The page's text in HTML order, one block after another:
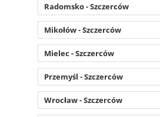
Radomsko - Szczerców
Mikołów - Szczerców
Mielec - Szczerców
Przemyśl - Szczerców
Wrocław - Szczerców